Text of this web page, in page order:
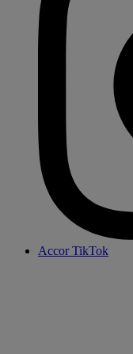
Accor TikTok